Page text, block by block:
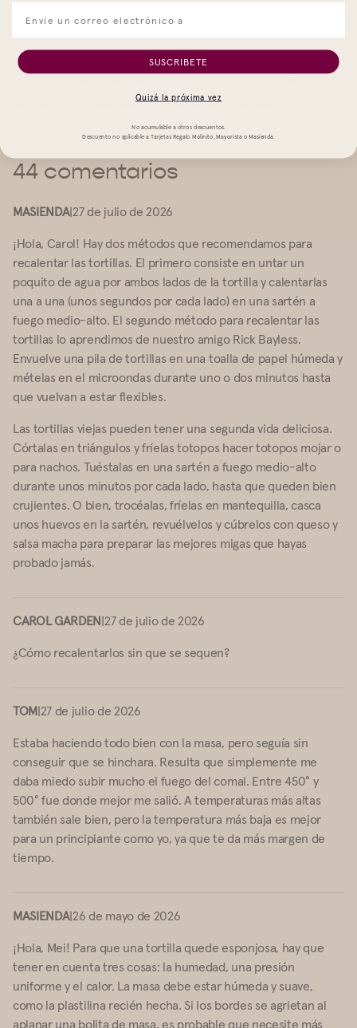
Para más consejos sobre tortillas, consulta nuestra
lista de reproducción completa en YouTube
44 comentarios
MASIENDA|27 de julio de 2026
¡Hola, Carol! Hay dos métodos que recomendamos para
recalentar las tortillas. El primero consiste en untar un
poquito de agua por ambos lados de la tortilla y calentarlas
una a una (unos segundos por cada lado) en una sartén a
fuego medio-alto. El segundo método para recalentar las
tortillas lo aprendimos de nuestro amigo Rick Bayless.
Envuelve una pila de tortillas en una toalla de papel húmeda y
mételas en el microondas durante uno o dos minutos hasta
que vuelvan a estar flexibles.
Las tortillas viejas pueden tener una segunda vida deliciosa.
Córtalas en triángulos y fríelas totopos hacer totopos mojar o
para nachos. Tuéstalas en una sartén a fuego medio-alto
durante unos minutos por cada lado, hasta que queden bien
crujientes. O bien, trocéalas, fríelas en mantequilla, casca
unos huevos en la sartén, revuélvelos y cúbrelos con queso y
salsa macha para preparar las mejores migas que hayas
probado jamás.
CAROL GARDEN|27 de julio de 2026
¿Cómo recalentarlos sin que se sequen?
TOM|27 de julio de 2026
Estaba haciendo todo bien con la masa, pero seguía sin
conseguir que se hinchara. Resulta que simplemente me
daba miedo subir mucho el fuego del comal. Entre 450° y
500° fue donde mejor me salió. A temperaturas más altas
también sale bien, pero la temperatura más baja es mejor
para un principiante como yo, ya que te da más margen de
tiempo.
MASIENDA|26 de mayo de 2026
¡Hola, Mei! Para que una tortilla quede esponjosa, hay que
tener en cuenta tres cosas: la humedad, una presión
uniforme y el calor. La masa debe estar húmeda y suave,
como la plastilina recién hecha. Si los bordes se agrietan al
aplanar una bolita de masa, es probable que necesite más
SUSCRIBETE
Quizá la próxima vez
No acumulable a otros descuentos.
Descuento no aplicable a Tarjetas Regalo Molinito, Mayorista o Masienda.